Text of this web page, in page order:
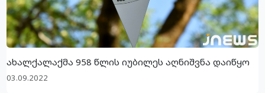
ახალქალაქმა 958 წლის იუბილეს აღნიშვნა დაიწყო
03.09.2022